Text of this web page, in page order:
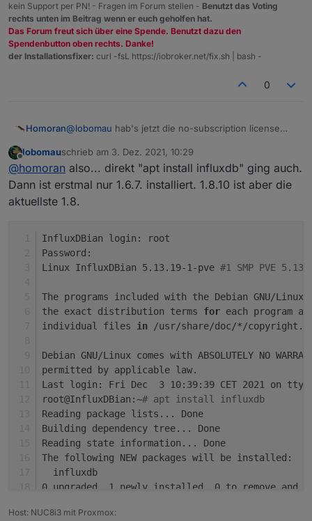
After this operation, 15.7 MB of additional
Do you want to continue? [Y/n] Y
[...]
Update nochmal
influxDB starten mit
Status prüfen:
Strg-C um wieder etwas eingeben zu können.
influx version:
root@InfluxDBian:~# influx version
kein Support per PN! - Fragen im Forum stellen - Benutzt das Voting
rechts unten im Beitrag wenn er euch geholfen hat.
Das Forum freut sich über eine Spende. Benutzt dazu den
Spendenbutton oben rechts. Danke!
der Installationsfixer: curl -fsL https://iobroker.net/fix.sh | bash -
0
Homoran@lobomau hab's jetzt die no-subscription license
nicht mehr?
Offline
lobomauschrieb am 3. Dez. 2021, 10:29
zuletzt editiert von
@homoran also... direkt "apt install influxdb" ging auch.
Dann ist erstmal nur 1.6.7. installiert. 1.8.10 ist aber die
aktuellste 1.8.
InfluxDBian login: root
Password:
Linux InfluxDBian 5.13.19-1-pve #1 SMP PVE
The programs included with the Debian GNU/
the exact distribution terms for each program
individual files in /usr/share/doc/*/copyright.
Debian GNU/Linux comes with ABSOLUTELY NO
permitted by applicable law.
Last login: Fri Dec  3 10:39:39 CET 2021 on tty1
root@InfluxDBian:~# apt install influxdb
Reading package lists... Done
Building dependency tree... Done
Reading state information... Done
The following NEW packages will be installed:
  influxdb
0 upgraded, 1 newly installed, 0 to remove and 0
After this operation, 19.0 MB of additional disk
Host: NUC8i3 mit Proxmox: